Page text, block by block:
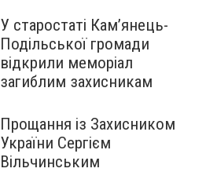
У старостаті Кам’янець-
Подільської громади
відкрили меморіал
загиблим захисникам
Прощання із Захисником
України Сергієм
Вільчинським